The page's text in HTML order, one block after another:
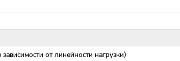
от линейности нагрузки)